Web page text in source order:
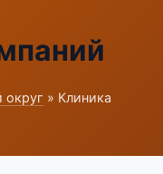
округ » Клиника